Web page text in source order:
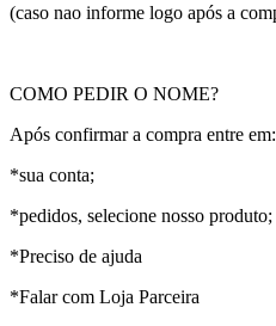
(caso nao informe logo após a
COMO PEDIR O NOME?
Após confirmar a compra entre em:
*sua conta;
*pedidos, selecione nosso produto;
*Preciso de ajuda
*Falar com Loja Parceira